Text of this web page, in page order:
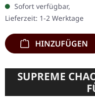
Standard-Cover. Als Iron
Maiden 1980 ihr
selbstbetiteltes Debüt…
Sofort verfügbar,
Lieferzeit: 1-2 Werktage
HINZUFÜGEN
SUPREME